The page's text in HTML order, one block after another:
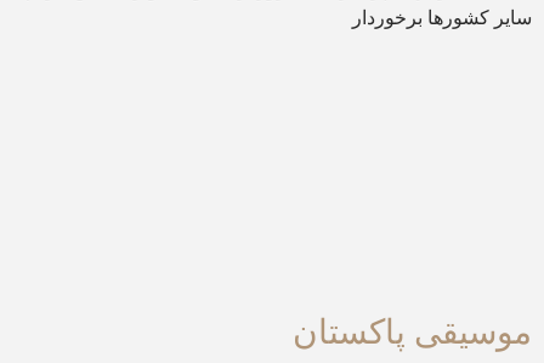
سایر کشورها برخوردار
موسیقی پاکستان